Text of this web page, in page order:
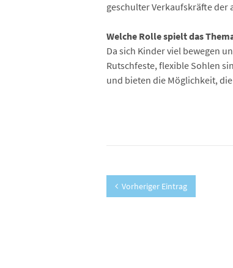
geschulter Verkaufskräfte der
Welche Rolle spielt das
Da sich Kinder viel bewegen
Rutschfeste, flexible Sohlen
und bieten die Möglichkeit,
Vorheriger Eintrag